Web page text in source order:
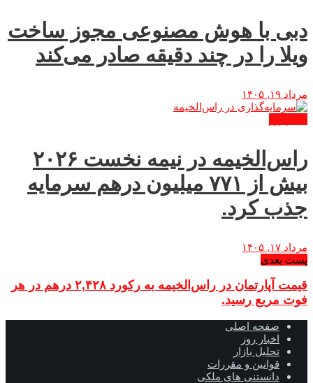
دبی با هوش مصنوعی مجوز ساخت
ویلا را در چند دقیقه صادر می‌کند
مرداد ۱۹, ۱۴۰۵
راس‌الخیمه در نیمه نخست ۲۰۲۶
بیش از ۷۷۱ میلیون درهم سرمایه
جذب کرد.
مرداد ۱۷, ۱۴۰۵
پست بعدی
قیمت آپارتمان در راس‌الخیمه به رکورد ۲,۴۲۸ درهم در هر
فوت مربع رسید.
صفحه اصلی
اخبار روز
تحلیل بازار
قوانین و مقررات
دانستنی های ملکی